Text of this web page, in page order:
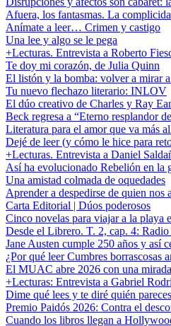
Afuera, los fantasmas. La
Anímate a leer… Crimen y castigo
Una lee y algo se le pega
+Lecturas. Entrevista a Roberto
Te doy mi corazón, de Julia Quinn
El listón y la bomba: volver a mirar
Tu nuevo flechazo literario: INLOV
El dúo creativo de Charles y Ray
Beck regresa a “Eterno resplandor
Literatura para el amor que va más
Dejé de leer (y cómo le hice para
+Lecturas. Entrevista a Daniel
Así ha evolucionado Rebelión en la
Una amistad colmada de oquedades
Aprender a despedirse de quien nos
Carta Editorial | Dúos poderosos
Cinco novelas para viajar a la playa
Desde el Librero. T. 2, cap. 4:
Jane Austen cumple 250 años y así
¿Por qué leer Cumbres borrascosas
El MUAC abre 2026 con una
+Lecturas: Entrevista a Gabriel
Dime qué lees y te diré quién pareces
Premio Paidós 2026: Contra el
Cuando los libros llegan a